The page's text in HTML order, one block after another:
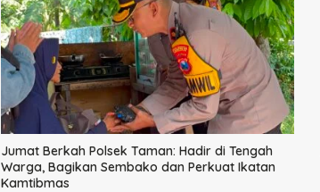
Jumat Berkah Polsek Taman: Hadir di Tengah
Warga, Bagikan Sembako dan Perkuat Ikatan
Kamtibmas